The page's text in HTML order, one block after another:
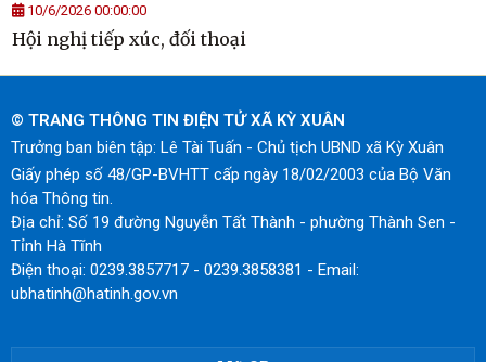
10/6/2026 00:00:00
Hội nghị tiếp xúc, đối thoại
© TRANG THÔNG TIN ĐIỆN TỬ XÃ KỲ XUÂN
Trưởng ban biên tập: Lê Tài Tuấn - Chủ tịch UBND xã Kỳ Xuân
Giấy phép số 48/GP-BVHTT cấp ngày 18/02/2003 của Bộ Văn
hóa Thông tin.
Địa chỉ: Số 19 đường Nguyễn Tất Thành - phường Thành Sen -
Tỉnh Hà Tĩnh
Điện thoại: 0239.3857717 - 0239.3858381 - Email:
ubhatinh@hatinh.gov.vn